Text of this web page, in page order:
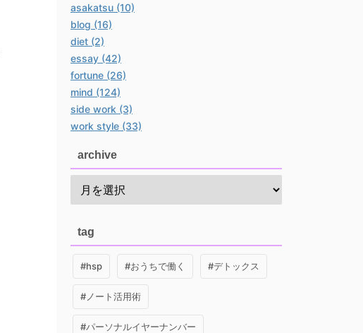
asakatsu (10)
blog (16)
diet (2)
essay (42)
fortune (26)
mind (124)
side work (3)
work style (33)
archive
tag
#hsp #おうちで働く #デトックス
#ノート活用術
#パーソナルイヤーナンバー